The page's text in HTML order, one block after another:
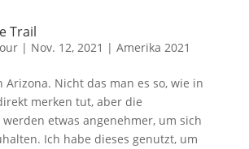
Trail
| Nov. 12, 2021 | Amerika 2021
Arizona. Nicht das man es so, wie in
merken tut, aber die
etwas angenehmer, um sich
Ich habe dieses genutzt, um